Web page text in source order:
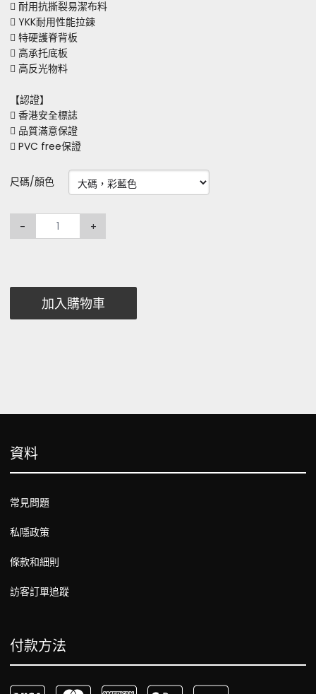
 耐用抗撕裂易潔布料
 YKK耐用性能拉鍊
 特硬護脊背板
 高承托底板
 高反光物料
【認證】
 香港安全標誌
 品質滿意保證
 PVC free保證
尺碼/顏色
- +
加入購物車
資料
常見問題
私隱政策
條款和細則
訪客訂單追蹤
付款方法